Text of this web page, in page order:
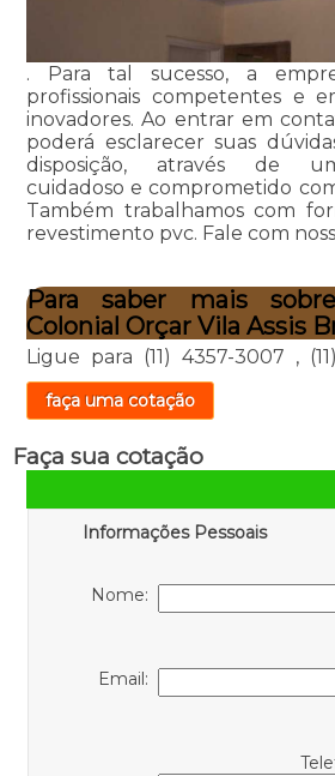
. Para tal sucesso, a
profissionais competentes e
inovadores. Ao entrar em
poderá esclarecer suas
disposição, através de
cuidadoso e comprometido
Também trabalhamos com
revestimento pvc. Fale com
Para saber mais
Colonial Orçar Vila Assis
Ligue para (11) 4357-3007 ,
faça uma cotação
Faça sua cotação
Informações Pessoais
Nome:
Email: